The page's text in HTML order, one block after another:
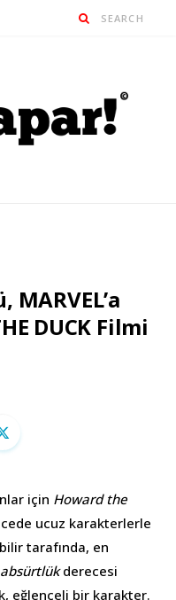
DUCK Filmi
için Howard the
ucuz karakterlerle
tarafında, en
absürtlükderecesi
eğlenceli bir karakter.